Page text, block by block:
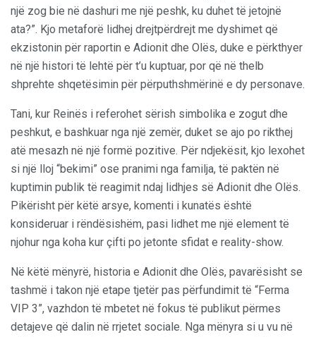
një zog bie në dashuri me një peshk, ku duhet të jetojnë
ata?”. Kjo metaforë lidhej drejtpërdrejt me dyshimet që
ekzistonin për raportin e Adionit dhe Olës, duke e përkthyer
në një histori të lehtë për t’u kuptuar, por që në thelb
shprehte shqetësimin për përputhshmërinë e dy personave.
Tani, kur Reinës i referohet sërish simbolika e zogut dhe
peshkut, e bashkuar nga një zemër, duket se ajo po rikthej
atë mesazh në një formë pozitive. Për ndjekësit, kjo lexohet
si një lloj “bekimi” ose pranimi nga familja, të paktën në
kuptimin publik të reagimit ndaj lidhjes së Adionit dhe Olës.
Pikërisht për këtë arsye, komenti i kunatës është
konsideruar i rëndësishëm, pasi lidhet me një element të
njohur nga koha kur çifti po jetonte sfidat e reality-show.
Në këtë mënyrë, historia e Adionit dhe Olës, pavarësisht se
tashmë i takon një etape tjetër pas përfundimit të “Ferma
VIP 3”, vazhdon të mbetet në fokus të publikut përmes
detajeve që dalin në rrjetet sociale. Nga mënyra si u vu në